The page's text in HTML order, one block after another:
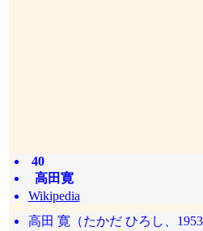
40
高田寛
Wikipedia
高田 寛（たかだ ひろし、